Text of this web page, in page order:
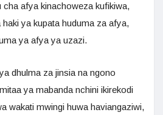
cha afya kinachoweza kufikiwa,
ya kupata huduma za afya,
ya afya ya uzazi.
dhulma za jinsia na ngono
ya mabanda nchini ikirekodi
wakati mwingi huwa haviangaziwi,